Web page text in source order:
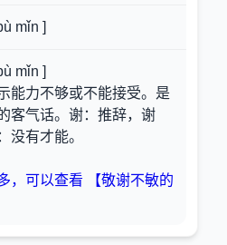
mǐn ]
mǐn ]
能力不够或不能接受。是
客气话。谢：推辞，谢
没有才能。
，可以查看 【敬谢不敏的